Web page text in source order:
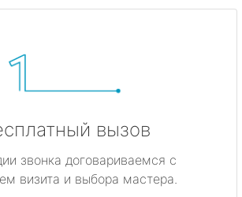
вызов
звонка договариваемся с
визита и выбора мастера.